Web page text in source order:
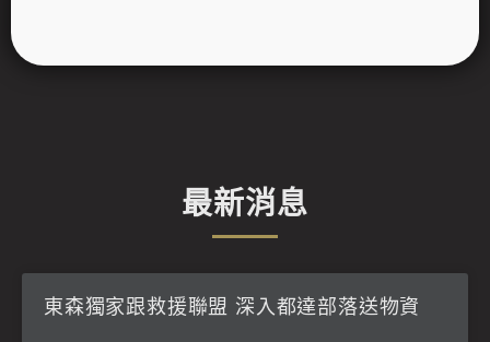
最新消息
東森獨家跟救援聯盟 深入都達部落送物資